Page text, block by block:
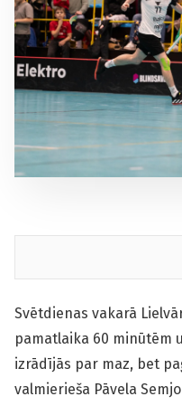
Svētdienas vakarā
pamatlaika 60 minūtēm
izrādījās par maz, bet
valmierieša Pāvela